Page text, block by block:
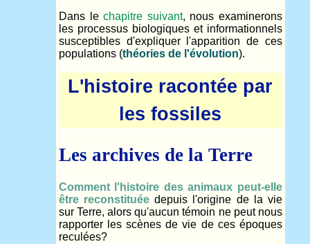
Dans lechapitre suivant, nous examinerons
les processus biologiques et informationnels
susceptibles d'expliquer l'apparition de ces
populations (théories de l'évolution).
L'histoire racontée par
les fossiles
Les archives de la Terre
Comment l'histoire des animaux peut-elle
être reconstituée depuis l'origine de la vie
sur Terre, alors qu'aucun témoin ne peut nous
rapporter les scènes de vie de ces époques
reculées?